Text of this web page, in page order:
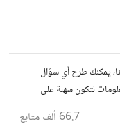
يمكنك طرح أي سؤال
لتكون سهلة على
66.7 ألف متابع